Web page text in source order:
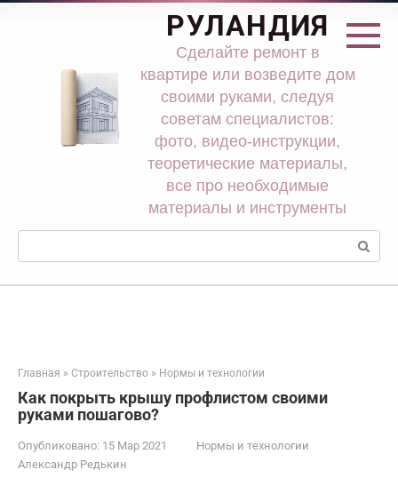
Перейти
РУЛАНДИЯ
Сделайте ремонт в
квартире или возведите дом
своими руками, следуя
советам специалистов:
фото, видео-инструкции,
теоретические материалы,
все про необходимые
материалы и инструменты
Поиск:
Главная » Строительство » Нормы и технологии
Как покрыть крышу профлистом своими
руками пошагово?
Опубликовано: 15 Мар 2021
Нормы и технологии
Александр Редькин